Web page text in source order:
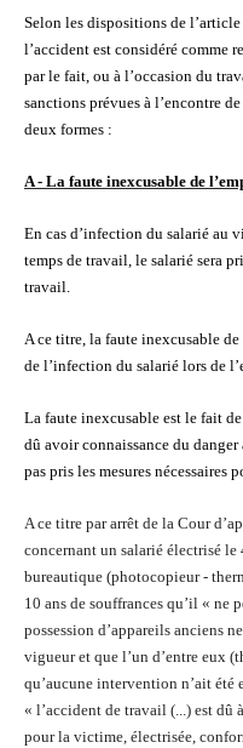
Selon les dispositions de
l’accident est considéré comme
par le fait, ou à l’occasion du
sanctions prévues à l’encontre
deux formes :
A - La faute inexcusable de
En cas d’infection du salarié au
temps de travail, le salarié sera
travail.
A ce titre, la faute inexcusable
de l’infection du salarié lors de
La faute inexcusable est le fait
dû avoir connaissance du
pas pris les mesures nécessaires
A ce titre par arrêt de la Cour
concernant un salarié électrisé
bureautique (photocopieur -
10 ans de souffrances qu’il « ne
possession d’appareils anciens
vigueur et que l’un d’entre eux
qu’aucune intervention n’ait été
« l’accident de travail (...) est
pour la victime, électrisée,